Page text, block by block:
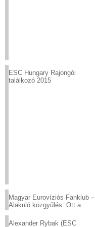
ESC Hungary Rajongói
találkozó 2015
Magyar Eurovíziós Fanklub –
Alakuló közgyűlés: Ott a
Alexander Rybak (ESC